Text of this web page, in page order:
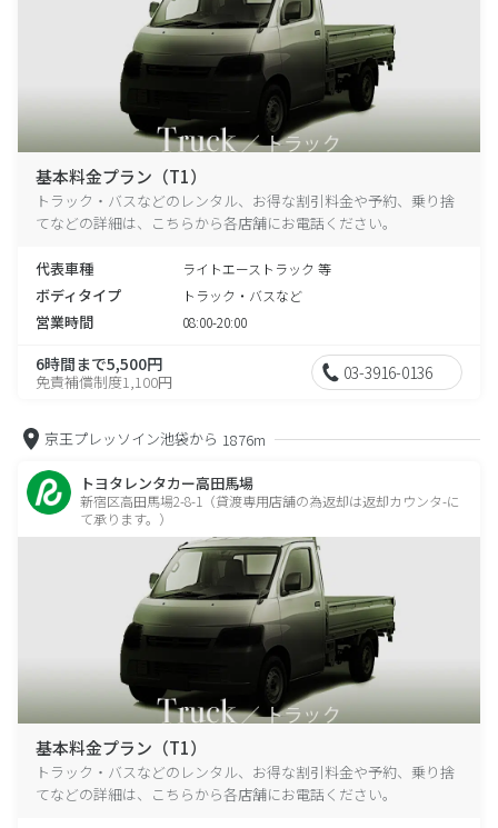
基本料金プラン（T1）
トラック・バスなどのレンタル、お得な割引料金や予約、乗り捨
てなどの詳細は、こちらから各店舗にお電話ください。
代表車種 ライトエーストラック 等
ボディタイプ トラック・バスなど
営業時間 08:00-20:00
6時間まで5,500円
免責補償制度1,100円 03-3916-0136
京王プレッソイン池袋から 1876m
トヨタレンタカー高田馬場
新宿区高田馬場2-8-1（貸渡専用店舗の為返却は返却カウンタ-に
て承ります。）
基本料金プラン（T1）
トラック・バスなどのレンタル、お得な割引料金や予約、乗り捨
てなどの詳細は、こちらから各店舗にお電話ください。